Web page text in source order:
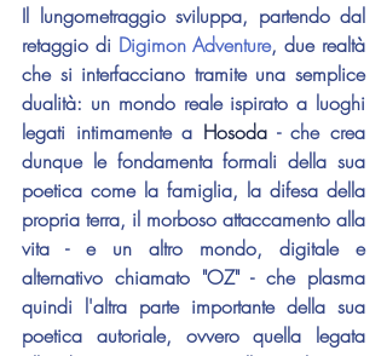
Il lungometraggio sviluppa, partendo dal
retaggio di Digimon Adventure, due realtà
che si interfacciano tramite una semplice
dualità: un mondo reale ispirato a luoghi
legati intimamente a Hosoda - che crea
dunque le fondamenta formali della sua
poetica come la famiglia, la difesa della
propria terra, il morboso attaccamento alla
vita - e un altro mondo, digitale e
alternativo chiamato "OZ" - che plasma
quindi l'altra parte importante della sua
poetica autoriale, ovvero quella legata